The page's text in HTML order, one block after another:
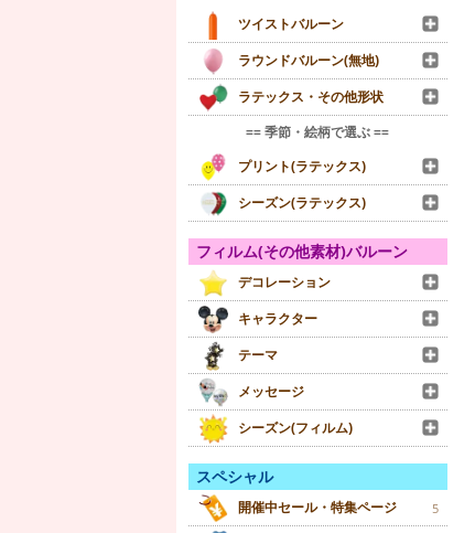
ツイストバルーン
ラウンドバルーン(無地)
ラテックス・その他形状
== 季節・絵柄で選ぶ ==
プリント(ラテックス)
シーズン(ラテックス)
フィルム(その他素材)バルーン
デコレーション
キャラクター
テーマ
メッセージ
シーズン(フィルム)
スペシャル
開催中セール・特集ページ 5